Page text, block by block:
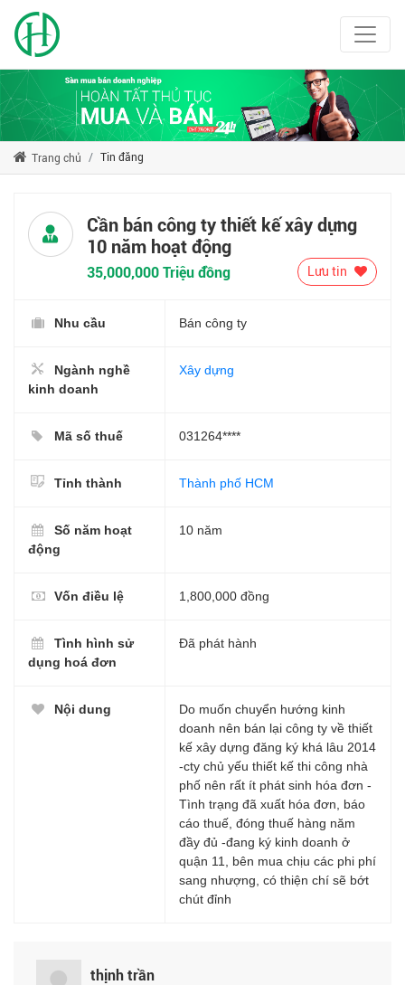
Trang chủ Tin đăng
Cần bán công ty thiết kế xây dựng
10 năm hoạt động
35,000,000 Triệu đồng Lưu tin
Nhu cầu Bán công ty
Ngành nghề
kinh doanh
Xây dựng
Mã số thuế 031264****
Tỉnh thành Thành phố HCM
Số năm hoạt
động
10 năm
Vốn điều lệ 1,800,000 đồng
Tình hình sử
dụng hoá đơn
Đã phát hành
Nội dung
Do muốn chuyển hướng kinh
doanh nên bán lại công ty về thiết
kế xây dựng đăng ký khá lâu 2014
-cty chủ yếu thiết kế thi công nhà
phố nên rất ít phát sinh hóa đơn -
Tình trạng đã xuất hóa đơn, báo
cáo thuế, đóng thuế hàng năm
đầy đủ -đang ký kinh doanh ở
quận 11, bên mua chịu các phi phí
sang nhượng, có thiện chí sẽ bớt
chút đỉnh
thịnh trần